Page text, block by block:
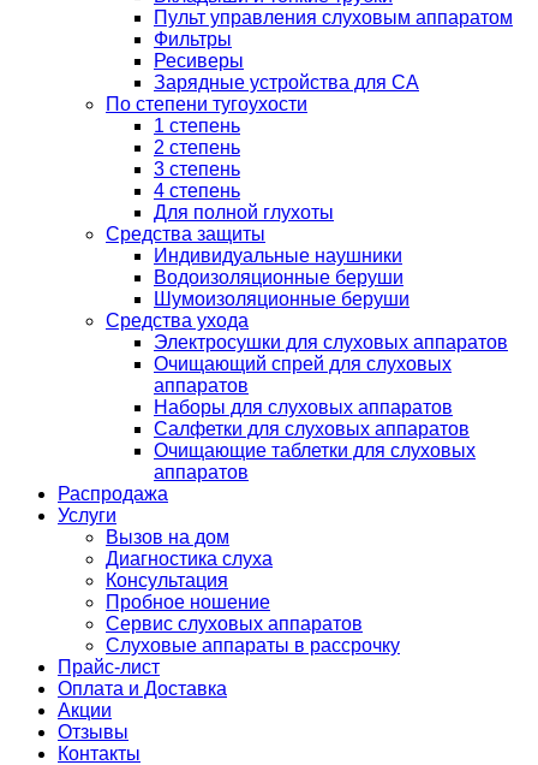
Пульт управления слуховым аппаратом
Фильтры
Ресиверы
Зарядные устройства для СА
По степени тугоухости
1 степень
2 степень
3 степень
4 степень
Для полной глухоты
Средства защиты
Индивидуальные наушники
Водоизоляционные беруши
Шумоизоляционные беруши
Средства ухода
Электросушки для слуховых аппаратов
Очищающий спрей для слуховых
аппаратов
Наборы для слуховых аппаратов
Салфетки для слуховых аппаратов
Очищающие таблетки для слуховых
аппаратов
Распродажа
Услуги
Вызов на дом
Диагностика слуха
Консультация
Пробное ношение
Сервис слуховых аппаратов
Слуховые аппараты в рассрочку
Прайс-лист
Оплата и Доставка
Акции
Отзывы
Контакты